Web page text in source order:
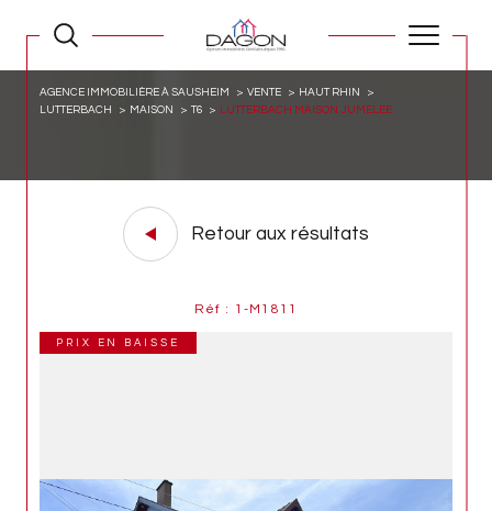
AGENCE IMMOBILIÈRE À SAUSHEIM VENTE
HAUT RHIN
LUTTERBACH
MAISON T6 LUTTERBACH MAISON JUMELEE
Retour aux résultats
Réf : 1-M1811
PRIX EN BAISSE